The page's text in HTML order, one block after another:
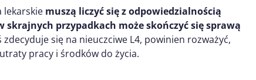
lekarskie muszą liczyć się z odpowiedzialnością
przypadkach może skończyć się sprawą
zdecyduje się na nieuczciwe L4, powinien rozważyć,
pracy i środków do życia.